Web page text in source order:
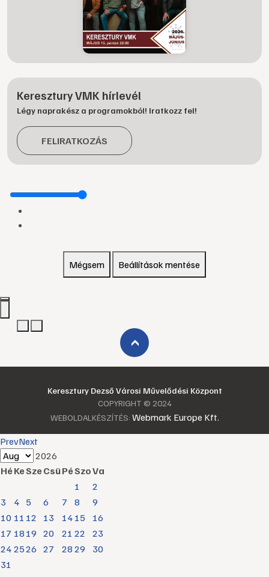
Keresztury VMK hírlevél
Légy naprakész a programokból! Iratkozz fel!
FELIRATKOZÁS
Mégsem Beállítások mentése
›
Keresztury Dezső Városi Művelődési Központ
COPYRIGHT © 2024
WEBOLDALKÉSZÍTÉS: Webmark Europe Kft.
PrevNext
2026
HéKeSzeCsüPéSzoVa
1
2
3
4 5 6 7 8
9
10 11 12 13 14 15
16
17 18 19 20 21 22
23
24 2526 27 28 29
30
31